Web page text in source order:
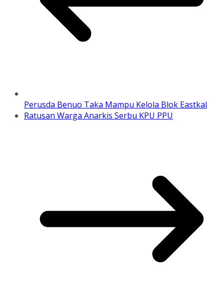
Perusda Benuo Taka Mampu Kelola Blok Eastkal
Ratusan Warga Anarkis Serbu KPU PPU